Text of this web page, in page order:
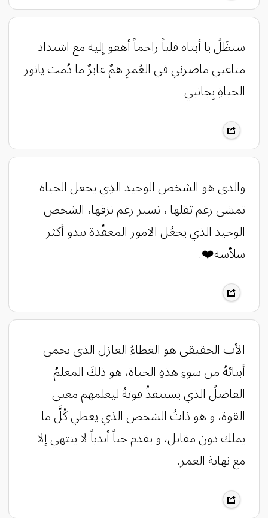
‏‎ستظَلُ يا أبتاه قلباً راحماً أهفو إليه مع اشتداد
متاعبي ماضرني في العُمرِ همٌ عابرٌ ما دُمت يانور
الحياةِ بِجانبي
والدي ‏‎هو الشخص الوحيد الذِي يجعل الحياة
تمشي رغم ثقلها ، تسير رغم نزفها، الشخص
الوحيد الذي يجعُل الامور المعقّدة تبدو أكثر
سلاّسة❤️.
الأب الحقيقي هو الغطاءُ العازل الذي يحمي
أبنائهُ من سوءِ هذهِ الحياة، هو ذلكَ المعلمُ
الفاضلُ الذي يستنفذُ قوتهُ ليعلمهم معنى
القوة، و هو ذاتُ الشخص الذي يعطي كُلَّ ما
يملك دون مقابل، و يقدم حباً أبدياً لا ينتهي إلا
مع نهاية العمر.